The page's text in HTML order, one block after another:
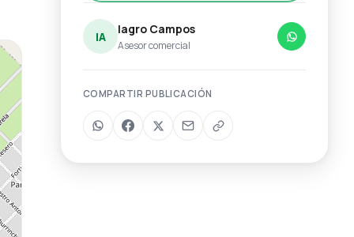
IA
Iagro Campos
Asesor comercial
COMPARTIR PUBLICACIÓN